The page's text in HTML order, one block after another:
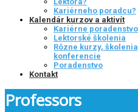
Kariérneho poradcu?
Kalendár kurzov a aktivít
Kariérne poradenstvo
Lektorské školenia
Rôzne kurzy,
konferencie
Poradenstvo
Kontakt
Professors